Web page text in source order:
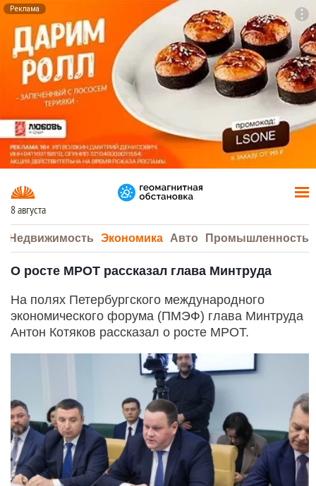
Реклама
8 августа
Недвижимость Экономика Авто Промышленность
О росте МРОТ рассказал глава Минтруда
На полях Петербургского международного
экономического форума (ПМЭФ) глава Минтруда
Антон Котяков рассказал о росте МРОТ.